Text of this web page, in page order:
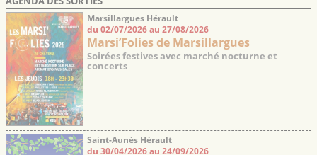
Marsillargues Hérault
du 02/07/2026 au 27/08/2026
Marsi’Folies de Marsillargues
Soirées festives avec marché nocturne et
concerts
Saint-Aunès Hérault
du 30/04/2026 au 24/09/2026